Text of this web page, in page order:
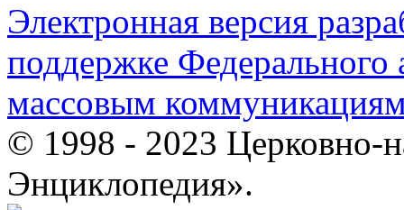
Электронная версия
поддержке Федерального
массовым
© 1998 - 2023 Церковно-
Энциклопедия».